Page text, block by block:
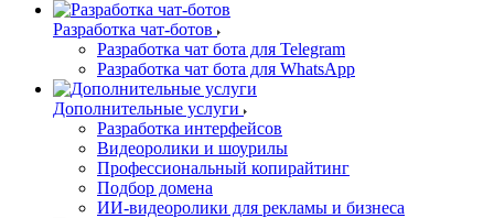
Разработка чат-ботов
Разработка чат бота для Telegram
Разработка чат бота для WhatsApp
Дополнительные услуги
Разработка интерфейсов
Видеоролики и шоурилы
Профессиональный копирайтинг
Подбор домена
ИИ-видеоролики для рекламы и бизнеса